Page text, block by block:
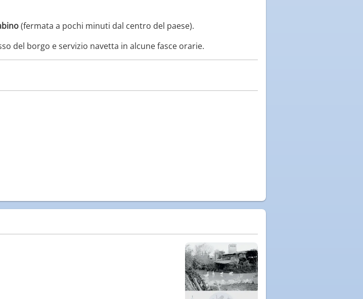
(fermata a pochi minuti dal centro del paese).
del borgo e servizio navetta in alcune fasce orarie.